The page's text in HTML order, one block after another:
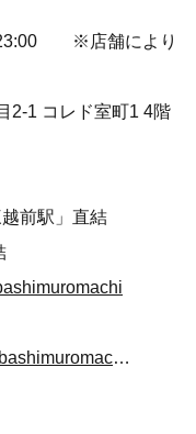
23:00 ※店舗により
2-1 コレド室町1 4階
前駅」直結
https://yoyaku.toreta.in/redine-nihonbashimuromachi/#/